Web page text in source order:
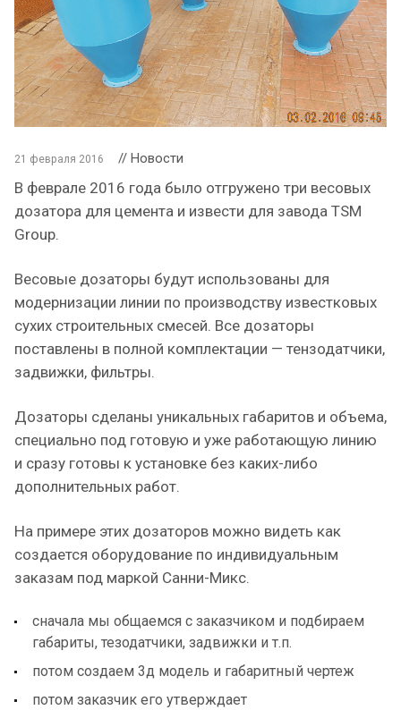
21 февраля 2016 // Новости
В феврале 2016 года было отгружено три весовых
дозатора для цемента и извести для завода TSM
Group.
Весовые дозаторы будут использованы для
модернизации линии по производству известковых
сухих строительных смесей. Все дозаторы
поставлены в полной комплектации — тензодатчики,
задвижки, фильтры.
Дозаторы сделаны уникальных габаритов и объема,
специально под готовую и уже работающую линию
и сразу готовы к установке без каких-либо
дополнительных работ.
На примере этих дозаторов можно видеть как
создается оборудование по индивидуальным
заказам под маркой Санни-Микс.
сначала мы общаемся с заказчиком и подбираем
габариты, тезодатчики, задвижки и т.п.
потом создаем 3д модель и габаритный чертеж
потом заказчик его утверждает